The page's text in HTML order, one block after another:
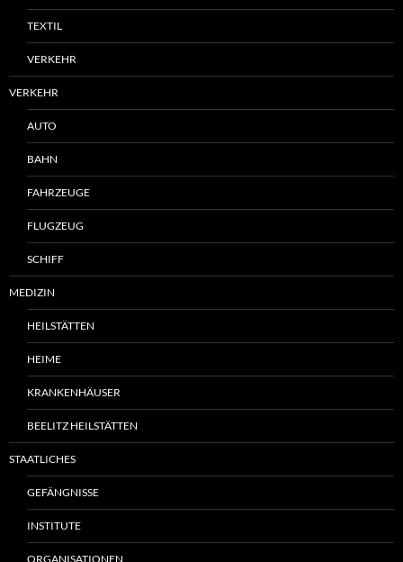
TEXTIL
VERKEHR
VERKEHR
AUTO
BAHN
FAHRZEUGE
FLUGZEUG
SCHIFF
MEDIZIN
HEILSTÄTTEN
HEIME
KRANKENHÄUSER
BEELITZ HEILSTÄTTEN
STAATLICHES
GEFÄNGNISSE
INSTITUTE
ORGANISATIONEN